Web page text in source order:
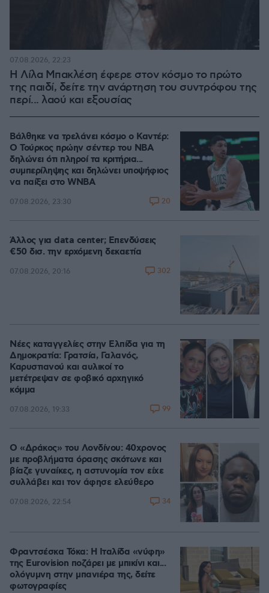
Η Λίλα Μπακλέση έφερε στον κόσμο το πρώτο
της παιδί, δείτε την ανάρτηση του συντρόφου της
περί... λαού και εξουσίας
07.08.2026, 22:23
Βάλθηκε να τρελάνει κόσμο ο Καντέρ:
Ο Τούρκος πρώην σέντερ του NBA
δηλώνει ότι πληροί τα κριτήρια...
συμπερίληψης και δηλώνει υποψήφιος
να παίξει στο WNBA
07.08.2026, 23:30 20
Άλλος για data center; Επενδύσεις
€50 δισ. την ερχόμενη δεκαετία
07.08.2026, 20:16 302
Νέες καταγγελίες στην Ελπίδα για τη
Δημοκρατία: Γρατσία, Γαλανός,
Καρυστιανού και αυλικοί το
μετέτρεψαν σε φοβικό αρχηγικό
κόμμα
07.08.2026, 19:33 99
Ο «Δράκος» του Λονδίνου: 40χρονος
με προβλήματα όρασης σκότωνε και
βίαζε γυναίκες, η αστυνομία τον είχε
συλλάβει και τον άφησε ελεύθερο
07.08.2026, 22:54 34
Φραντσέσκα Τόκα: Η Ιταλίδα «νύφη»
της Eurovision ποζάρει με μπικίνι και...
ολόγυμνη στην μπανιέρα της, δείτε
φωτογραφίες